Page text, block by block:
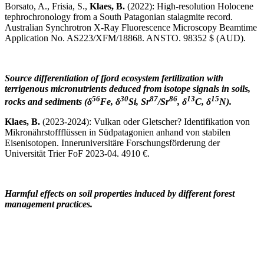
Borsato, A., Frisia, S., Klaes, B. (2022): High-resolution Holocene
tephrochronology from a South Patagonian stalagmite record.
Australian Synchrotron X-Ray Fluorescence Microscopy Beamtime
Application No. AS223/XFM/18868. ANSTO. 98352 $ (AUD).
Source differentiation of fjord ecosystem fertilization with
terrigenous micronutrients deduced from isotope signals in soils,
rocks and sediments (δ56Fe, δ30Si, Sr87/Sr86, δ13C, δ15N).
Klaes, B. (2023-2024): Vulkan oder Gletscher? Identifikation von
Mikronährstoffflüssen in Südpatagonien anhand von stabilen
Eisenisotopen. Inneruniversitäre Forschungsförderung der
Universität Trier FoF 2023-04. 4910 €.
Harmful effects on soil properties induced by different forest
management practices.